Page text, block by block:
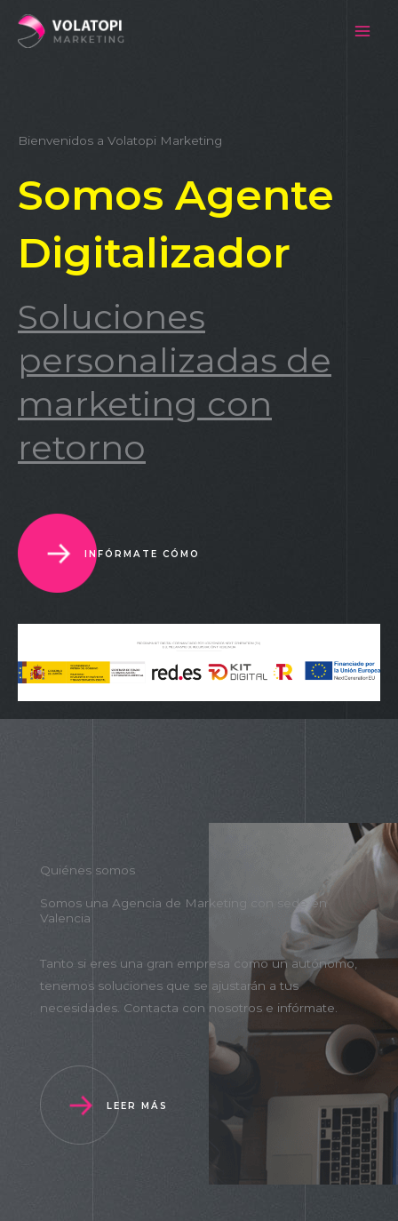
Bienvenidos a Volatopi Marketing
Somos Agente
Digitalizador
Soluciones
personalizadas de
marketing con
retorno
INFÓRMATE CÓMO
Quiénes somos
Somos una Agencia de Marketing con sede en
Valencia
Tanto si eres una gran empresa como un autónomo,
tenemos soluciones que se ajustarán a tus
necesidades. Contacta con nosotros e infórmate.
LEER MÁS